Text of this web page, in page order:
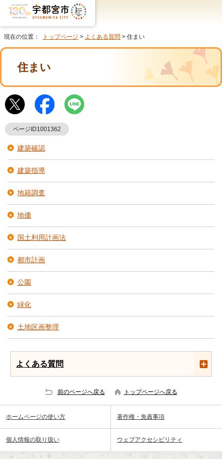
現在の位置： トップページ > よくある質問 > 住まい
住まい
ページID1001362
建築確認
建築指導
地籍調査
地価
国土利用計画法
都市計画
公園
緑化
土地区画整理
よくある質問
前のページへ戻る トップページへ戻る
ホームページの使い方 著作権・免責事項
個人情報の取り扱い ウェブアクセシビリティ